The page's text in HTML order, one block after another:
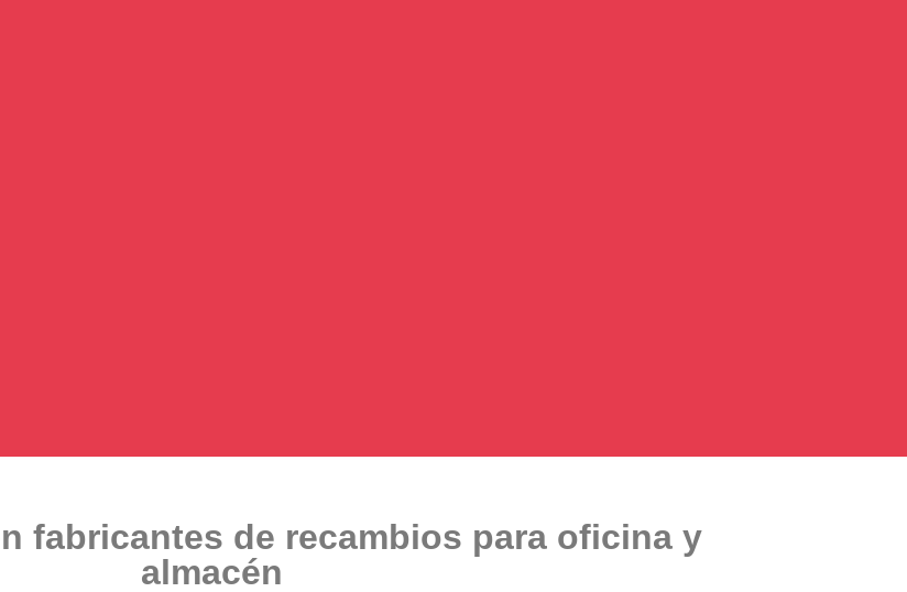
fabricantes de recambios para oficina y
almacén